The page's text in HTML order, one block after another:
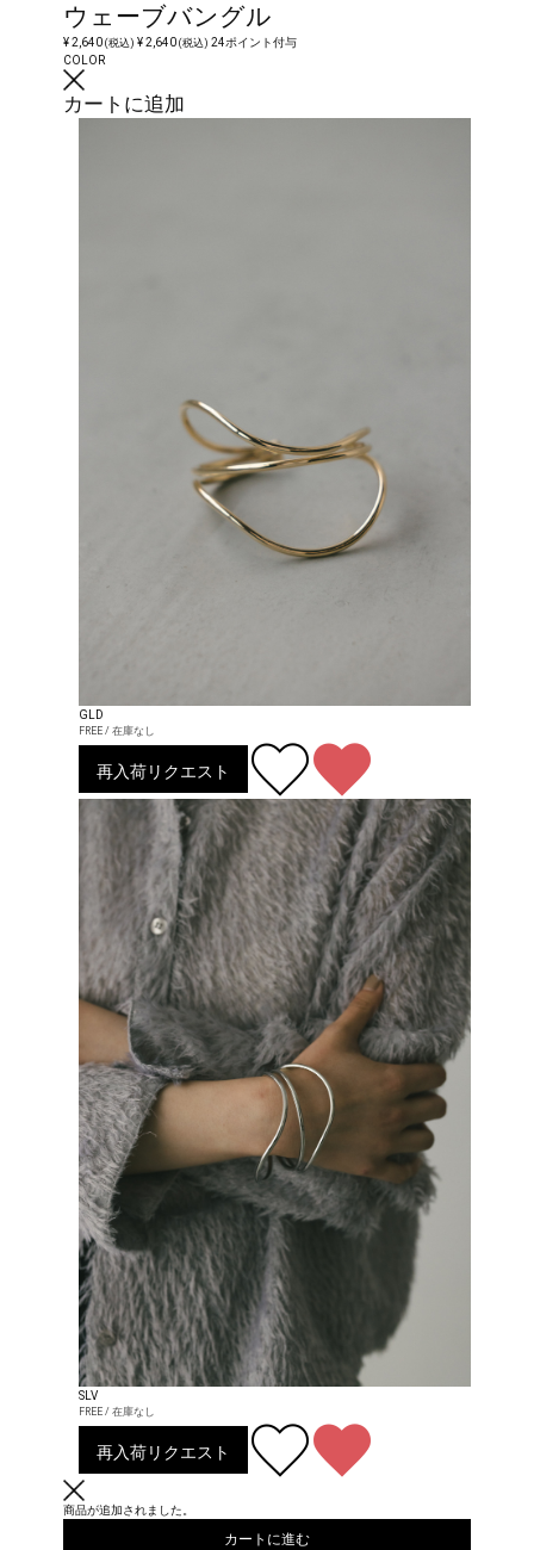
ウェーブバングル
¥ 2,640(税込) ¥ 2,640(税込) 24ポイント付与
COLOR
カートに追加
GLD
FREE / 在庫なし
再入荷リクエスト
SLV
FREE / 在庫なし
再入荷リクエスト
商品が追加されました。
カートに進む